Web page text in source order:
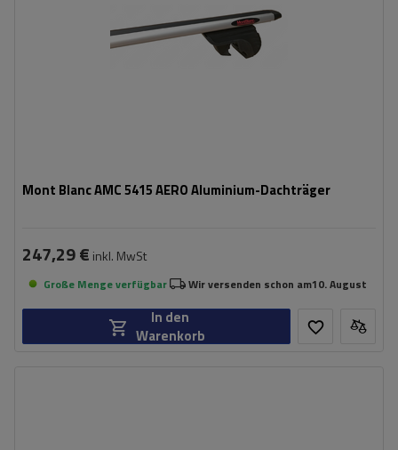
Mont Blanc AMC 5415 AERO Aluminium-Dachträger
247,29 € inkl. MwSt
Große Menge verfügbar Wir versenden schon am10. August
In den
Warenkorb